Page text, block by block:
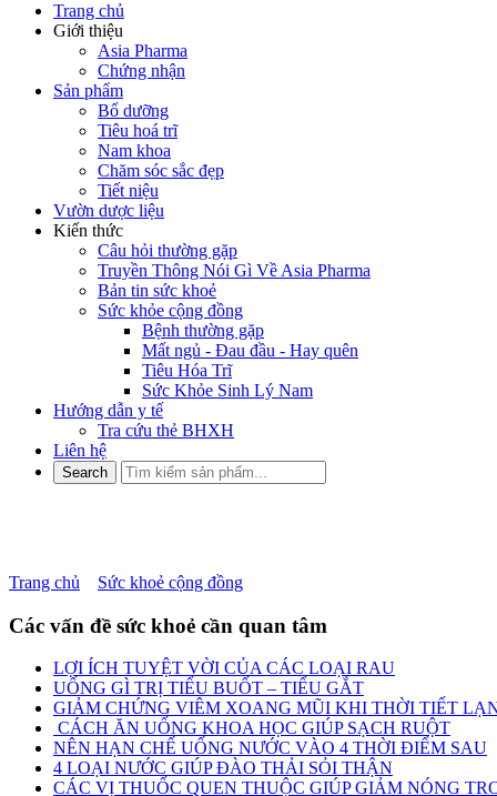
Trang chủ
Giới thiệu
Asia Pharma
Chứng nhận
Sản phẩm
Bổ dưỡng
Tiêu hoá trĩ
Nam khoa
Chăm sóc sắc đẹp
Tiết niệu
Vườn dược liệu
Kiến thức
Câu hỏi thường gặp
Truyền Thông Nói Gì Về Asia Pharma
Bản tin sức khoẻ
Sức khỏe cộng đồng
Bệnh thường gặp
Mất ngủ - Đau đầu - Hay quên
Tiêu Hóa Trĩ
Sức Khỏe Sinh Lý Nam
Hướng dẫn y tế
Tra cứu thẻ BHXH
Liên hệ
Trang chủ Sức khoẻ cộng đồng
Các vấn đề sức khoẻ cần quan tâm
LỢI ÍCH TUYỆT VỜI CỦA CÁC LOẠI RAU
UỐNG GÌ TRỊ TIỂU BUỐT – TIỂU GẮT
GIẢM CHỨNG VIÊM XOANG MŨI KHI THỜI TIẾT
CÁCH ĂN UỐNG KHOA HỌC GIÚP SẠCH RUỘT
NÊN HẠN CHẾ UỐNG NƯỚC VÀO 4 THỜI ĐIỂM SAU
4 LOẠI NƯỚC GIÚP ĐÀO THẢI SỎI THẬN
CÁC VỊ THUỐC QUEN THUỘC GIÚP GIẢM NÓNG